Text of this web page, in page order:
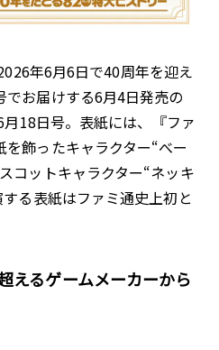
年6月6日で40周年を迎え
でお届けする6月4日発売の
月18日号。表紙には、『ファ
飾ったキャラクター“べー
コットキャラクター“ネッキ
る表紙はファミ通史上初と
えるゲームメーカーから